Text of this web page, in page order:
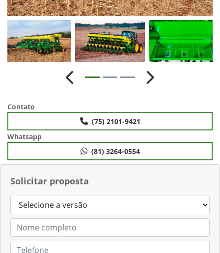
Solicitar proposta
Anterior Próximo
Contato
(75) 2101-9421
Whatsapp
(81) 3264-0554